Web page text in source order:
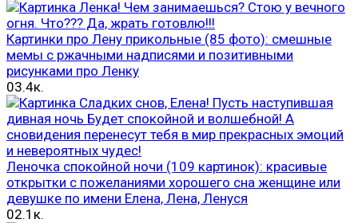
Картинки про Лену прикольные (85 фото): смешные
мемы с ржачными надписями и позитивными
рисунками про Ленку
03.4к.
Леночка спокойной ночи (109 картинок): красивые
открытки с пожеланиями хорошего сна женщине или
девушке по имени Елена, Лена, Ленуся
02.1к.